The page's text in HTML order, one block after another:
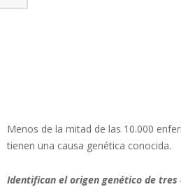
Menos de la mitad de las 10.000
tienen una causa genética conocida.
Identifican el origen genético de tres